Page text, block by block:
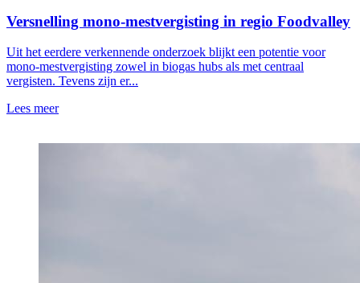
Versnelling mono-mestvergisting in regio Foodvalley
Uit het eerdere verkennende onderzoek blijkt een potentie voor
mono-mestvergisting zowel in biogas hubs als met centraal
vergisten. Tevens zijn er...
Lees meer